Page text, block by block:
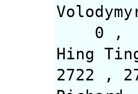
0 ,
Hing
2722